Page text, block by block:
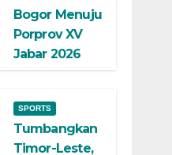
Bogor Menuju
Porprov XV
Jabar 2026
SPORTS
Tumbangkan
Timor-Leste,